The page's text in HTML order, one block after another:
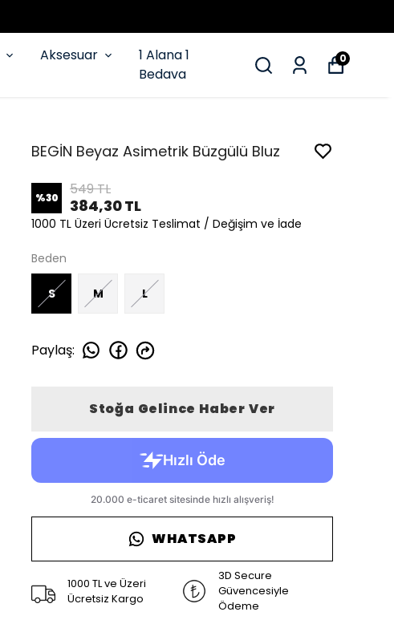
Aksesuar
1 Alana 1
Bedava
0
BEGİN Beyaz Asimetrik Büzgülü Bluz
%30 549 TL
384,30 TL
1000 TL Üzeri Ücretsiz Teslimat / Değişim ve İade
Beden
S M L
Paylaş:
Stoğa Gelince Haber Ver
WHATSAPP
1000 TL ve Üzeri
Ücretsiz Kargo
3D Secure
Güvencesiyle
Ödeme